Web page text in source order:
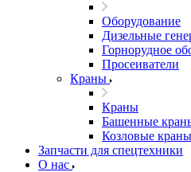
Оборудование
Дизельные
Горнорудное
Просеиватели
Краны
Краны
Башенные
Козловые краны
Запчасти для спецтехники
О нас